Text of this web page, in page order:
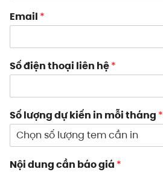
Email *
Số điện thoại liên hệ*
Số lượng dự kiến in mỗi tháng *
Nội dung cần báo giá *